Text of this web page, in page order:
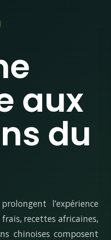
aux
du
l’expérience
recettes africaines,
chinoises composent